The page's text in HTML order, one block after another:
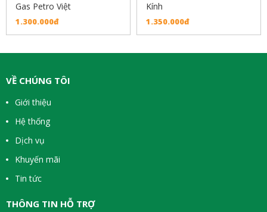
Gas Petro Việt
1.300.000đ
Kính
1.350.000đ
VỀ CHÚNG TÔI
Giới thiệu
Hệ thống
Dịch vụ
Khuyến mãi
Tin tức
THÔNG TIN HỖ TRỢ